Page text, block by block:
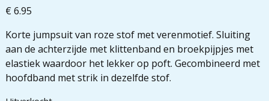
€ 6.95
Korte jumpsuit van roze stof met verenmotief. Sluiting
aan de achterzijde met klittenband en broekpijpjes met
elastiek waardoor het lekker op poft. Gecombineerd met
hoofdband met strik in dezelfde stof.